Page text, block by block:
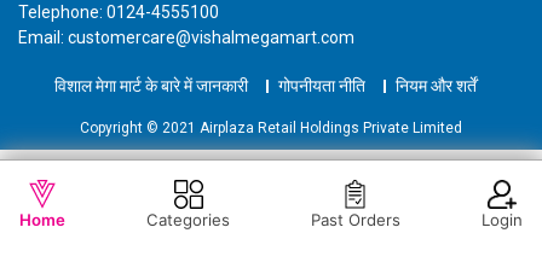
WISHLIST OUT OF STOCK
Telephone: 0124-4555100
Email: customercare@vishalmegamart.com
विशाल मेगा मार्ट के बारे में जानकारी गोपनीयता नीति नियम और शर्तें
Copyright © 2021 Airplaza Retail Holdings Private Limited
Home Categories Past Orders Login